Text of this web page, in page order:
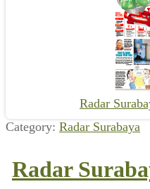
Radar
Category: Radar Surabaya
Radar